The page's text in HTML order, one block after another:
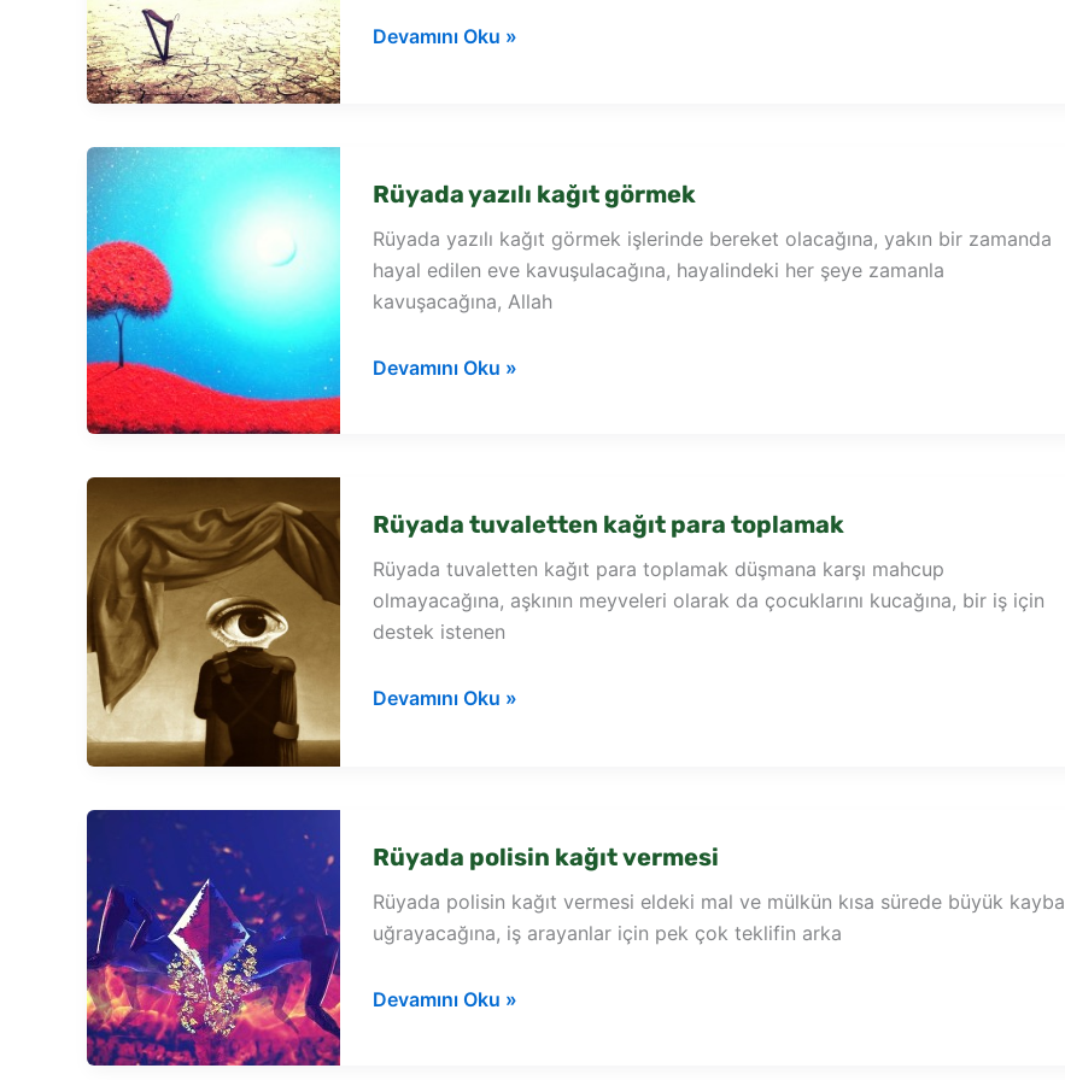
Rüyada
Devamını Oku »
Rüyada yazılı kağıt görmek
Rüyada yazılı kağıt görmek işlerinde bereket olacağına, yakın bir zamanda
hayal edilen eve kavuşulacağına, hayalindeki her şeye zamanla
kavuşacağına, Allah
Rüyada
Devamını Oku »
Rüyada tuvaletten kağıt para toplamak
Rüyada tuvaletten kağıt para toplamak düşmana karşı mahcup
olmayacağına, aşkının meyveleri olarak da çocuklarını kucağına, bir iş için
destek istenen
Rüyada
Devamını Oku »
Rüyada polisin kağıt vermesi
Rüyada polisin kağıt vermesi eldeki mal ve mülkün kısa sürede büyük kayba
uğrayacağına, iş arayanlar için pek çok teklifin arka
Rüyada
Devamını Oku »